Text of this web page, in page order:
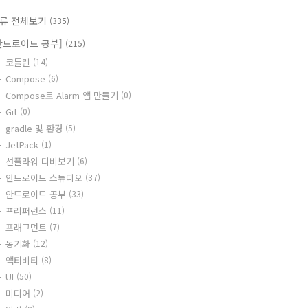
전체보기 (335)
드로이드 공부] (215)
코틀린 (14)
Compose (6)
Compose로 Alarm 앱 만들기 (0)
Git (0)
gradle 및 환경 (5)
JetPack (1)
선플라워 디비보기 (6)
안드로이드 스튜디오 (37)
안드로이드 공부 (33)
프리퍼런스 (11)
프래그먼트 (7)
동기화 (12)
액티비티 (8)
UI (50)
미디어 (2)